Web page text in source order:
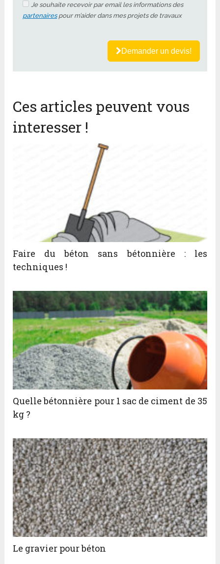
Je souhaite recevoir par email les informations des
partenairespour m’aider dans mes projets de travaux
Demander un devis!
Ces articles peuvent vous
interesser !
Faire du béton sans bétonnière : les
techniques !
Quelle bétonnière pour 1 sac de ciment de 35
kg ?
Le gravier pour béton